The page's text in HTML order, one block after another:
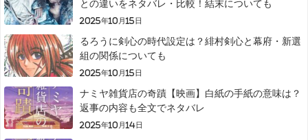
との違いをネタバレ・比較！結末についても
2025年10月15日
るろうに剣心の時代設定は？緋村剣心と幕府・新選
組の関係についても
2025年10月15日
ナミヤ雑貨店の奇蹟【映画】白紙の手紙の意味は？
返事の内容も全文でネタバレ
2025年10月14日